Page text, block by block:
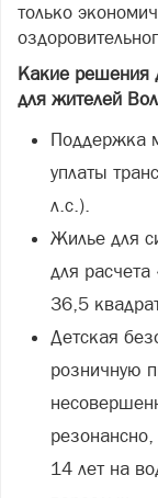
только
Какие решения
для жителей
Поддержка
уплаты
л.с.).
Жилье для
для
36,5
Детская
розничную
14 лет на